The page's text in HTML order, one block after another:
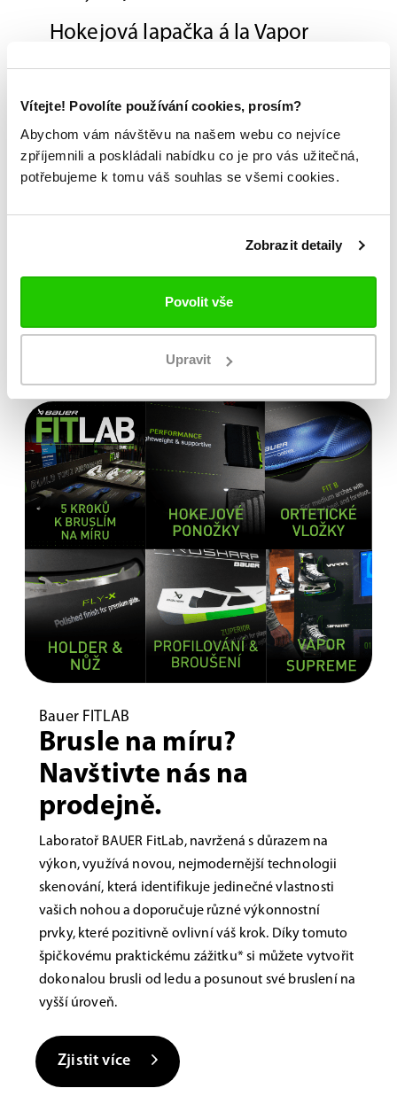
Vítejte! Povolíte používání cookies, prosím?
Abychom vám návštěvu na našem webu co nejvíce
zpříjemnili a poskládali nabídku co je pro vás užitečná,
potřebujeme k tomu váš souhlas se všemi cookies.
Zobrazit detaily
Povolit vše
Upravit
Hokejová lapačka á la Vapor
Pokud hledáte lapačku, která vám přinese
právě tahle – Bauer MVPRO – jako šitá vám na
míru. Bonusem navíc pak bude samozřejmě
dravá vapořígrafika.
Bauer FITLAB
Brusle na míru?
Navštivte nás na
prodejně.
Laboratoř BAUER FitLab, navržená s důrazem na
výkon, využívá novou, nejmodernější technologii
skenování, která identifikuje jedinečné vlastnosti
vašich nohou a doporučuje různé výkonnostní
prvky, které pozitivně ovlivní váš krok. Díky tomuto
špičkovému praktickému zážitku* si můžete vytvořit
dokonalou brusli od ledu a posunout své bruslení na
vyšší úroveň.
Zjistit více